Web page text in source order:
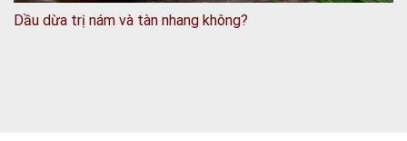
Dầu dừa trị nám và tàn nhang không?